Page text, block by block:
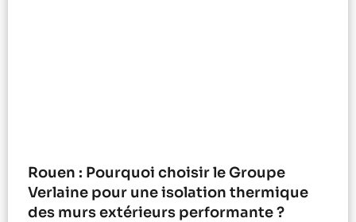
Rouen : Pourquoi choisir le Groupe
Verlaine pour une isolation thermique
des murs extérieurs performante ?